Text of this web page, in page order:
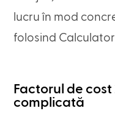
lucru în mod
folosind
Factorul de
complicată